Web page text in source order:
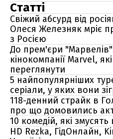
Статті
Свіжий абсурд від
Олеся Железняк мріє
з Росією
До прем'єри
кінокомпанії Marvel,
переглянути
5 найпопулярніших
серіали, у яких вони
118-денний страйк в
про що домовились
10 комедій, які змусять
HD Rezka, ГідОнлайн,